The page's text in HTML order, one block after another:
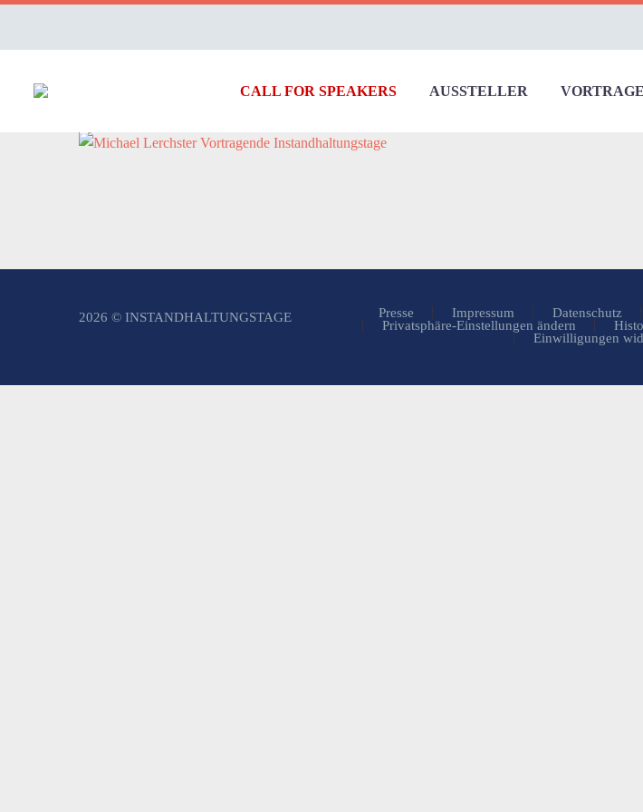
CALL FOR SPEAKERS AUSSTELLER
Presse Impressum Datenschutz
Privatsphäre-Einstellungen ändern
Einwilligungen
2026 © INSTANDHALTUNGSTAGE